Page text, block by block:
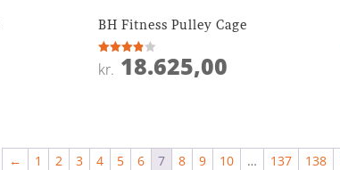
BH Fitness Pulley Cage
Vurderet
3.9
kr. 18.625,00
← 1 2 3 4 5 6 7 8 9 10 … 137 138